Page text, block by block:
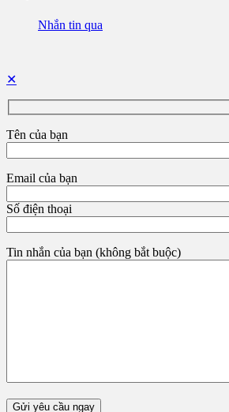
Nhắn tin qua
✕
Tên của bạn
Email của bạn
Số điện thoại
Tin nhắn của bạn (không bắt buộc)